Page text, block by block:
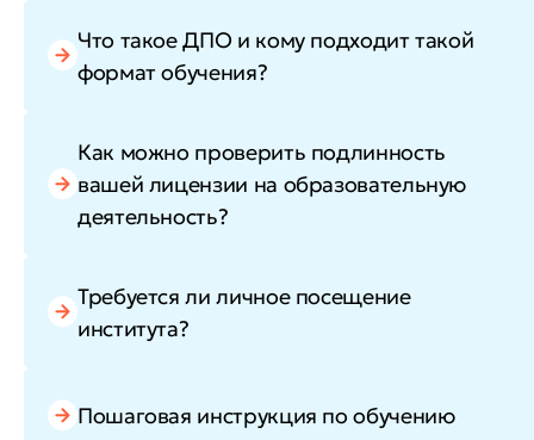
Что такое ДПО и кому подходит такой
формат обучения?
Как можно проверить подлинность
вашей лицензии на образовательную
деятельность?
Требуется ли личное посещение
института?
Пошаговая инструкция по обучению